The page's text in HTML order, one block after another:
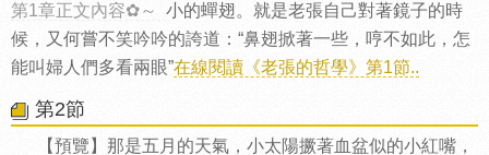
第1章正文內容✿～
小的蟬翅。就是老張自己對著鏡子的時
候，又何嘗不笑吟吟的誇道：“鼻翅掀著一些，哼不如此，怎
能叫婦人們多看兩眼”在線閱讀《老張的哲學》第1節..
第2節
【預覽】那是五月的天氣，小太陽撅著血盆似的小紅嘴，